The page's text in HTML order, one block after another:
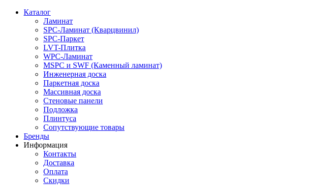
Каталог
Ламинат
SPC-Ламинат (Кварцвинил)
SPC-Паркет
LVT-Плитка
WPC-Ламинат
MSPC и SWF (Каменный ламинат)
Инженерная доска
Паркетная доска
Массивная доска
Стеновые панели
Подложка
Плинтуса
Сопутствующие товары
Бренды
Информация
Контакты
Доставка
Оплата
Скидки